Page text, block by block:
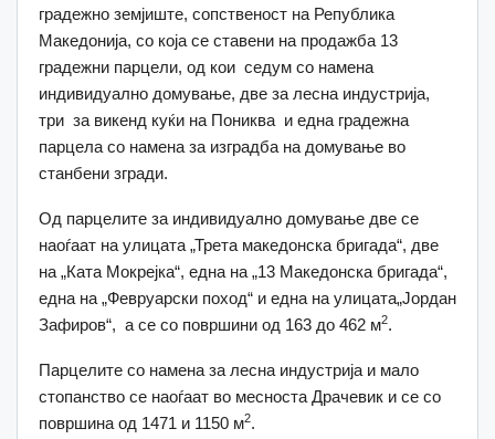
градежно земјиште, сопственост на Република
Македонија, со која се ставени на продажба 13
градежни парцели, од кои седум со намена
индивидуално домување, две за лесна индустрија,
три за викенд куќи на Пониква и една градежна
парцела со намена за изградба на домување во
станбени згради.
Од парцелите за индивидуално домување две се
наоѓаат на улицата „Трета македонска бригада“, две
на „Ката Мокрејка“, една на „13 Македонска бригада“,
една на „Февруарски поход“ и една на улицата„Јордан
Зафиров“, а се со површини од 163 до 462 м2.
Парцелите со намена за лесна индустрија и мало
стопанство се наоѓаат во месноста Драчевик и се со
површина од 1471 и 1150 м2.